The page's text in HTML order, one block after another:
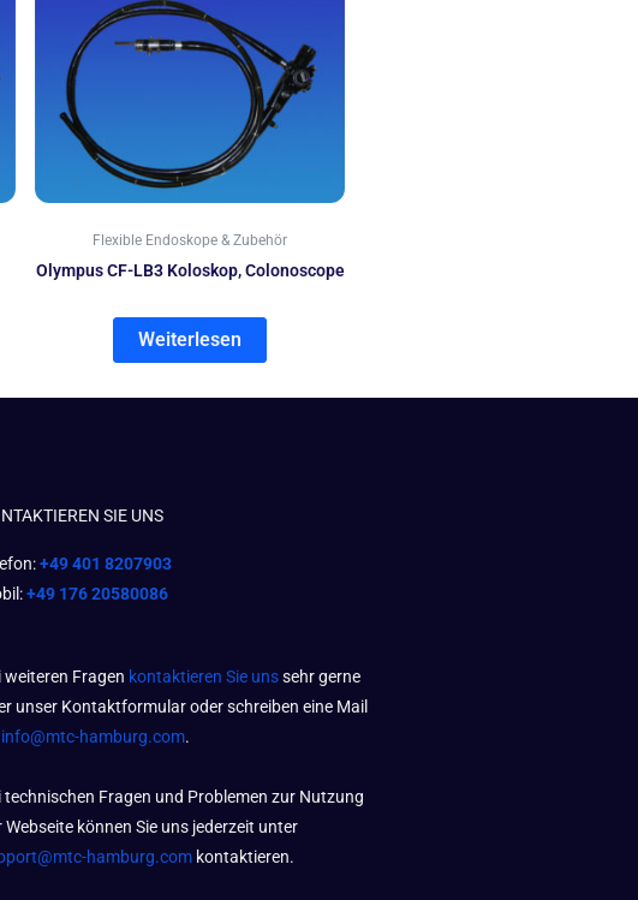
Flexible Endoskope & Zubehör
Olympus CF-LB3 Koloskop, Colonoscope
Weiterlesen
SIE UNS
+49 401 8207903
+49 176 20580086
weiteren Fragen kontaktieren Sie unssehr gerne
unser Kontaktformular oder schreiben eine Mail
info@mtc-hamburg.com.
technischen Fragen und Problemen zur Nutzung
Webseite können Sie uns jederzeit unter
hamburg.comkontaktieren.